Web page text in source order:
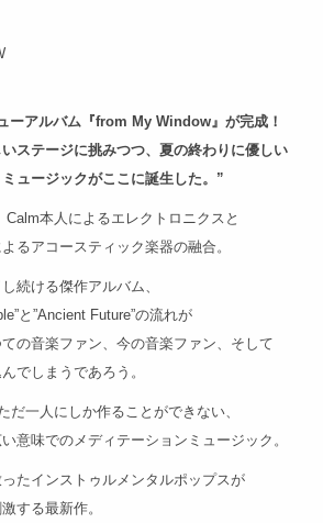
ーアルバム『from My Window』が完成！
ステージに挑みつつ、夏の終わりに優しい
ュージックがここに誕生した。”
本人によるエレクトロニクスと
るアコースティック楽器の融合。
続ける傑作アルバム、
と”Ancient Future”の流れが
の音楽ファン、今の音楽ファン、そして
でしまうであろう。
だ一人にしか作ることができない、
意味でのメディテーションミュージック。
たインストゥルメンタルポップスが
する最新作。